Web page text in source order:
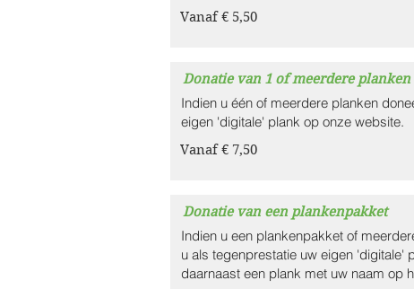
Vanaf € 5,50
Donatie van 1 of meerdere planken
Indien u één of meerdere planken
eigen 'digitale' plank op onze website.
Vanaf € 7,50
Donatie van een plankenpakket
Indien u een plankenpakket of
u als tegenprestatie uw eigen 'digitale'
daarnaast een plank met uw naam op